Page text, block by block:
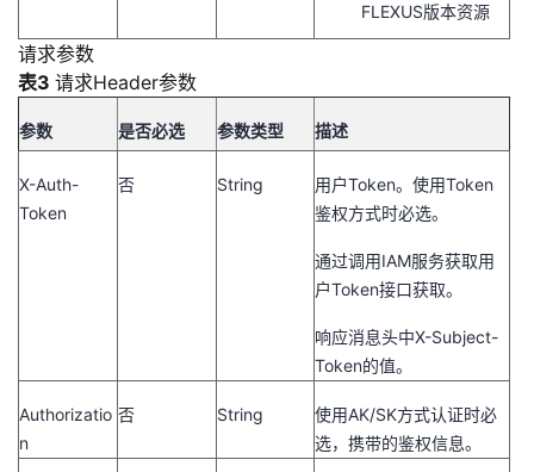
FLEXUS版本资源
请求参数
表3 请求Header参数
参数 是否必选 参数类型 描述
X-Auth-
Token
否 String
用户Token。使用Token
鉴权方式时必选。
通过调用IAM服务获取用
户Token接口获取。
响应消息头中X-Subject-
Token的值。
Authorizatio
n
否 String
使用AK/SK方式认证时必
选，携带的鉴权信息。